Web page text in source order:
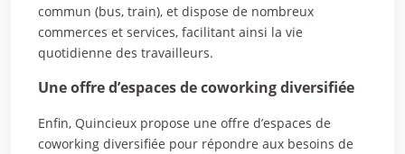
commun (bus, train), et dispose de nombreux
commerces et services, facilitant ainsi la vie
quotidienne des travailleurs.
Une offre d’espaces de coworking diversifiée
Enfin, Quincieux propose une offre d’espaces de
coworking diversifiée pour répondre aux besoins de